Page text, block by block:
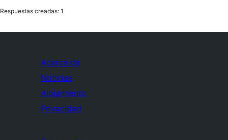
Respuestas creadas: 1
Acerca de
Noticias
Alojamiento
Privacidad